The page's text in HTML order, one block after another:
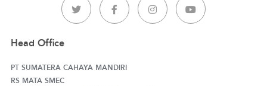
Head Office
PT SUMATERA CAHAYA MANDIRI
RS MATA SMEC